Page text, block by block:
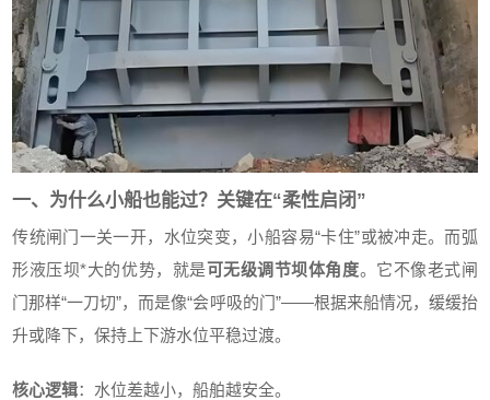
一、为什么小船也能过？关键在“柔性启闭”
传统闸门一关一开，水位突变，小船容易“卡住”或被冲走。而弧
形液压坝*大的优势，就是可无级调节坝体角度。它不像老式闸
门那样“一刀切”，而是像“会呼吸的门”——根据来船情况，缓缓抬
升或降下，保持上下游水位平稳过渡。
核心逻辑：水位差越小，船舶越安全。